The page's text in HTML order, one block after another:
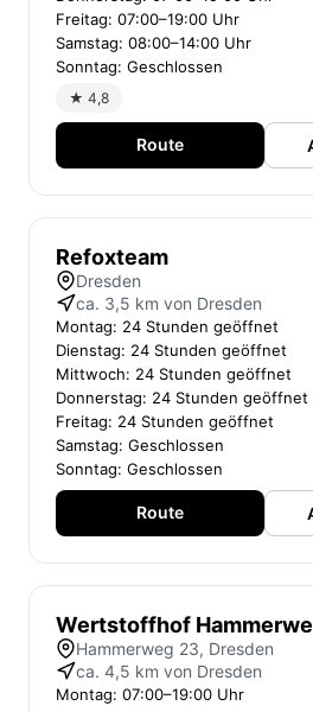
Freitag: 07:00–19:00 Uhr
Samstag: 08:00–14:00 Uhr
Sonntag: Geschlossen
★ 4,8
Route
Refoxteam
Dresden
ca. 3,5 km von Dresden
Montag: 24 Stunden geöffnet
Dienstag: 24 Stunden geöffnet
Mittwoch: 24 Stunden geöffnet
Donnerstag: 24 Stunden geöffnet
Freitag: 24 Stunden geöffnet
Samstag: Geschlossen
Sonntag: Geschlossen
Route
Wertstoffhof
Hammerweg 23, Dresden
ca. 4,5 km von Dresden
Montag: 07:00–19:00 Uhr